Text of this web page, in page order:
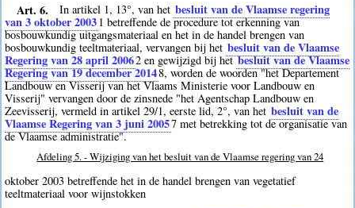
Art. 6. In artikel 1, 13°, van het besluit van de Vlaamse regering
van 3 oktober 2003 1 betreffende de procedure tot erkenning van
bosbouwkundig uitgangsmateriaal en het in de handel brengen van
bosbouwkundig teeltmateriaal, vervangen bij het besluit van de Vlaamse
Regering van 28 april 20062 en gewijzigd bij hetbesluit van de Vlaamse
Regering van 19 december 20148, worden de woorden "het Departement
Landbouw en Visserij van het Vlaams Ministerie voor Landbouw en
Visserij" vervangen door de zinsnede "het Agentschap Landbouw en
Zeevisserij, vermeld in artikel 29/1, eerste lid, 2°, van het besluit van de
Vlaamse Regering van 3 juni 20057 met betrekking tot de organisatie van
de Vlaamse administratie".
Afdeling 5. - Wijziging van het besluit van de Vlaamse regering van 24
oktober 2003 betreffende het in de handel brengen van vegetatief
teeltmateriaal voor wijnstokken